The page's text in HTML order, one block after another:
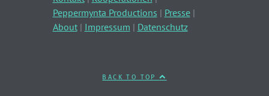
Peppermynta Productions | Presse|
About| Impressum | Datenschutz
BACK TO TOP